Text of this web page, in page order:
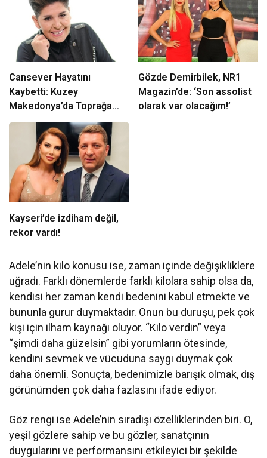
Cansever Hayatını
Kaybetti: Kuzey
Makedonya’da Toprağa
Verilecek
Gözde Demirbilek, NR1
Magazin’de: ‘Son assolist
olarak var olacağım!’
Kayseri’de izdiham değil,
rekor vardı!
Adele’nin kilo konusu ise, zaman içinde değişikliklere
uğradı. Farklı dönemlerde farklı kilolara sahip olsa da,
kendisi her zaman kendi bedenini kabul etmekte ve
bununla gurur duymaktadır. Onun bu duruşu, pek çok
kişi için ilham kaynağı oluyor. “Kilo verdin” veya
“şimdi daha güzelsin” gibi yorumların ötesinde,
kendini sevmek ve vücuduna saygı duymak çok
daha önemli. Sonuçta, bedenimizle barışık olmak, dış
görünümden çok daha fazlasını ifade ediyor.
Göz rengi ise Adele’nin sıradışı özelliklerinden biri. O,
yeşil gözlere sahip ve bu gözler, sanatçının
duygularını ve performansını etkileyici bir şekilde